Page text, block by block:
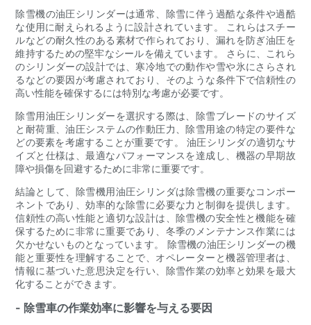
除雪機の油圧シリンダーは通常、除雪に伴う過酷な条件や過酷
な使用に耐えられるように設計されています。 これらはスチー
ルなどの耐久性のある素材で作られており、漏れを防ぎ油圧を
維持するための堅牢なシールを備えています。 さらに、これら
のシリンダーの設計では、寒冷地での動作や雪や氷にさらされ
るなどの要因が考慮されており、そのような条件下で信頼性の
高い性能を確保するには特別な考慮が必要です。
除雪用油圧シリンダーを選択する際は、除雪ブレードのサイズ
と耐荷重、油圧システムの作動圧力、除雪用途の特定の要件な
どの要素を考慮することが重要です。 油圧シリンダの適切なサ
イズと仕様は、最適なパフォーマンスを達成し、機器の早期故
障や損傷を回避するために非常に重要です。
結論として、除雪機用油圧シリンダは除雪機の重要なコンポー
ネントであり、効率的な除雪に必要な力と制御を提供します。
信頼性の高い性能と適切な設計は、除雪機の安全性と機能を確
保するために非常に重要であり、冬季のメンテナンス作業には
欠かせないものとなっています。 除雪機の油圧シリンダーの機
能と重要性を理解することで、オペレーターと機器管理者は、
情報に基づいた意思決定を行い、除雪作業の効率と効果を最大
化することができます。
- 除雪車の作業効率に影響を与える要因